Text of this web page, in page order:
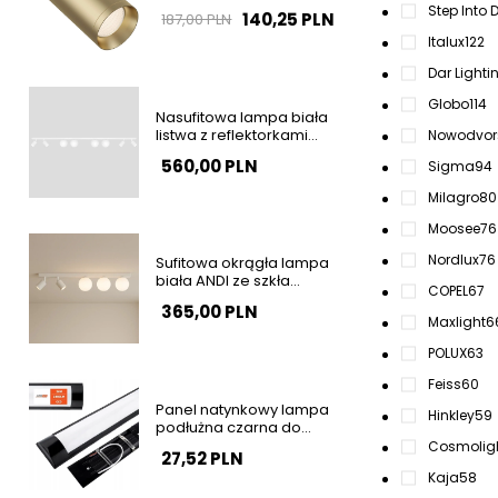
140,25 PLN
187,00 PLN
Nasufitowa lampa biała
listwa z reflektorkami
sypialni K-5498
560,00 PLN
Sufitowa okrągła lampa
biała ANDI ze szkła
regulacją do salonu K-
365,00 PLN
Panel natynkowy lampa
podłużna czarna do
barwa neutralna SLP2934
27,52 PLN
Step Into
Italux122
Dar
Globo114
Sigma94
Milagro80
Moosee76
Nordlux76
COPEL67
Maxlight
POLUX63
Feiss60
Hinkley59
Kaja58